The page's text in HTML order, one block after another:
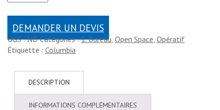
DEMANDER UN DEVIS
UGS :ND Catégories :1. Bureau Open Space Opératif
Étiquette : Columbia
DESCRIPTION
INFORMATIONS COMPLÉMENTAIRES